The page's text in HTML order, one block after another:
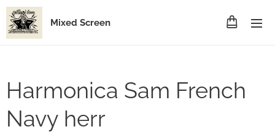
Mixed Screen
Harmonica Sam French
Navy herr